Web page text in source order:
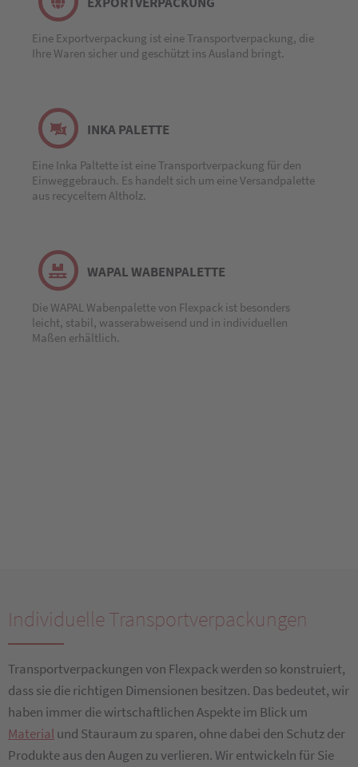
Eine Exportverpackung ist eine Transportverpackung, die
Ihre Waren sicher und geschützt ins Ausland bringt.
INKA PALETTE
Eine Inka Paltette ist eine Transportverpackung für den
Einweggebrauch. Es handelt sich um eine Versandpalette
aus recyceltem Altholz.
WAPAL WABENPALETTE
Die WAPAL Wabenpalette von Flexpack ist besonders
leicht, stabil, wasserabweisend und in individuellen
Maßen erhältlich.
Individuelle Transportverpackungen
Transportverpackungen von Flexpack werden so konstruiert,
dass sie die richtigen Dimensionen besitzen. Das bedeutet, wir
haben immer die wirtschaftlichen Aspekte im Blick um
Materialund Stauraum zu sparen, ohne dabei den Schutz der
Produkte aus den Augen zu verlieren. Wir entwickeln für Sie